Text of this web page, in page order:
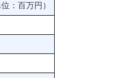
：百万円）